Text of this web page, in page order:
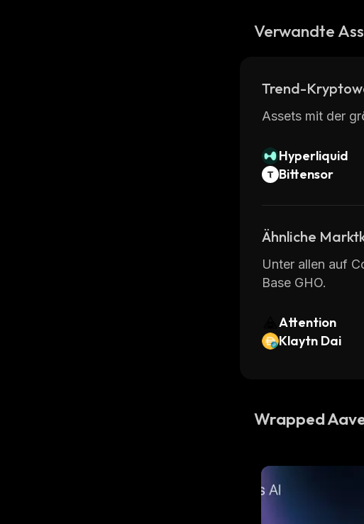
Verwandte
Trend-
Assets mit der
Hyperliquid
Bittensor
Ähnliche
Unter allen auf
Base GHO.
Attention
Klaytn Dai
Wrapped